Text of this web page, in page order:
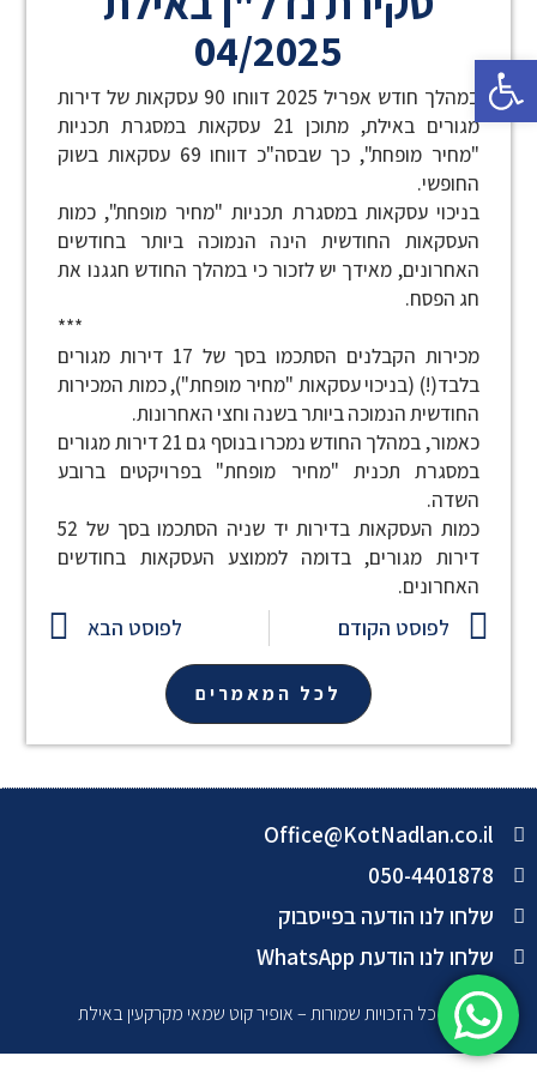
04/2025
במהלך חודש אפריל 2025 דווחו 90 עסקאות של דירות
מגורים באילת, מתוכן 21 עסקאות במסגרת תכניות
"מחיר מופחת", כך שבסה"כ דווחו 69 עסקאות בשוק
החופשי.
בניכוי עסקאות במסגרת תכניות "מחיר מופחת", כמות
העסקאות החודשית הינה הנמוכה ביותר בחודשים
האחרונים, מאידך יש לזכור כי במהלך החודש חגגנו את
חג הפסח.
***
מכירות הקבלנים הסתכמו בסך של 17 דירות מגורים
בלבד(!) (בניכוי עסקאות "מחיר מופחת"), כמות המכירות
החודשית הנמוכה ביותר בשנה וחצי האחרונות.
כאמור, במהלך החודש נמכרו בנוסף גם 21 דירות מגורים
במסגרת תכנית "מחיר מופחת" בפרויקטים ברובע
השדה.
כמות העסקאות בדירות יד שניה הסתכמו בסך של 52
דירות מגורים, בדומה לממוצע העסקאות בחודשים
האחרונים.
לפוסט הקודם לפוסט הבא
לכל המאמרים
Office@KotNadlan.co.il
050-4401878
שלחו לנו הודעה בפייסבוק
שלחו לנו הודעת WhatsApp
Ⓒ כל הזכויות שמורות – אופיר קוט שמאי מקרקעין באילת
פתח סרגל נגישות